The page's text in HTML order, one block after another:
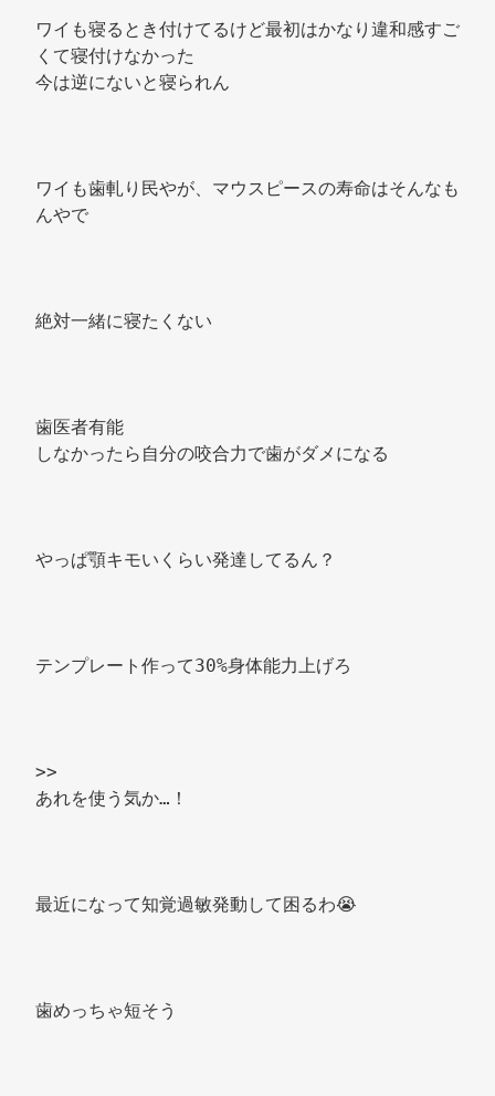
ワイも寝るとき付けてるけど最初はかなり違和感すご
くて寝付けなかった
今は逆にないと寝られん
ワイも歯軋り民やが、マウスピースの寿命はそんなも
んやで
絶対一緒に寝たくない
歯医者有能
しなかったら自分の咬合力で歯がダメになる
やっぱ顎キモいくらい発達してるん？
テンプレート作って30%身体能力上げろ
>>
あれを使う気か…！
最近になって知覚過敏発動して困るわ😭
歯めっちゃ短そう